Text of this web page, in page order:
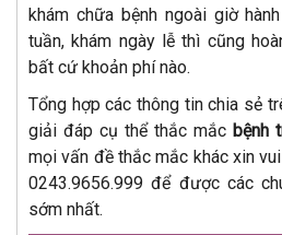
khám chữa bệnh ngoài giờ
tuần, khám ngày lễ thì cũng
bất cứ khoản phí nào.
Tổng hợp các thông tin chia sẻ
giải đáp cụ thể thắc mắc bệnh
mọi vấn đề thắc mắc khác xin
0243.9656.999 để được các
sớm nhất.